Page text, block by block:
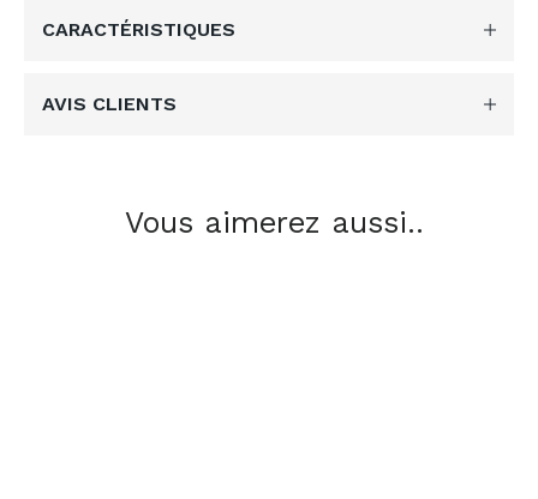
CARACTÉRISTIQUES
AVIS CLIENTS
Vous aimerez aussi..